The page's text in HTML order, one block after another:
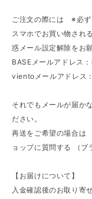
ご注文の際には ※必ず
スマホでお買い物され
惑メール設定解除をお
BASEメールアドレス：
vientoメールアドレス：
それでもメールが届か
ださい。
再送をご希望の場合
ョップに質問する （
【お届けについて】
入金確認後のお取り寄